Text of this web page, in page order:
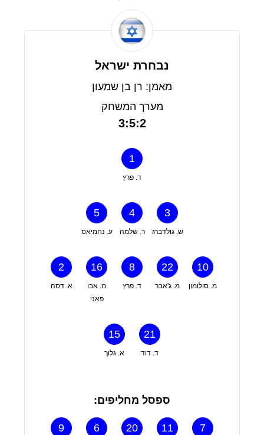
נבחרת ישראל
מאמן: רן בן שמעון
מערך המשחק
3:5:2
1
ד. פרץ
5
ע. נחמיאס
4
ר. שלמה
3
ש. גולדברג
2
א. דסה
16
מ. אבו
פאני
8
ד. פרץ
22
מ. ג'אבר
10
מ. סולומון
15
א. גלוך
21
ד. דוד
ספסל מחליפים:
9 6 20 11 7